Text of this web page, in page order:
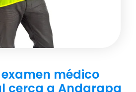
médico
cerca a Andarapa